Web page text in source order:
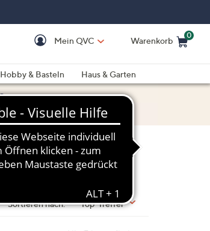
Mein QVC Warenkorb
0
Hobby & Basteln
Haus & Garten
Sortieren nach: Top-Treffer